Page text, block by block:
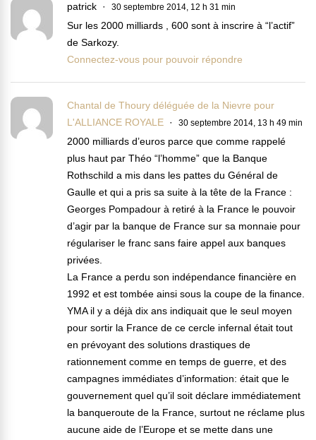
patrick 30 septembre 2014, 12 h 31 min
Sur les 2000 milliards , 600 sont à inscrire à “l’actif”
de Sarkozy.
Connectez-vous pour pouvoir répondre
Chantal de Thoury déléguée de la Nievre pour
L'ALLIANCE ROYALE
30 septembre 2014, 13 h 49 min
2000 milliards d’euros parce que comme rappelé
plus haut par Théo “l’homme” que la Banque
Rothschild a mis dans les pattes du Général de
Gaulle et qui a pris sa suite à la tête de la France :
Georges Pompadour à retiré à la France le pouvoir
d’agir par la banque de France sur sa monnaie pour
régulariser le franc sans faire appel aux banques
privées.
La France a perdu son indépendance financière en
1992 et est tombée ainsi sous la coupe de la finance.
YMA il y a déjà dix ans indiquait que le seul moyen
pour sortir la France de ce cercle infernal était tout
en prévoyant des solutions drastiques de
rationnement comme en temps de guerre, et des
campagnes immédiates d’information: était que le
gouvernement quel qu’il soit déclare immédiatement
la banqueroute de la France, surtout ne réclame plus
aucune aide de l’Europe et se mette dans une